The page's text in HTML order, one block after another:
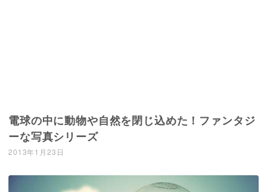
電球の中に動物や自然を閉じ込めた！ファンタジ
ーな写真シリーズ
2013年1月23日